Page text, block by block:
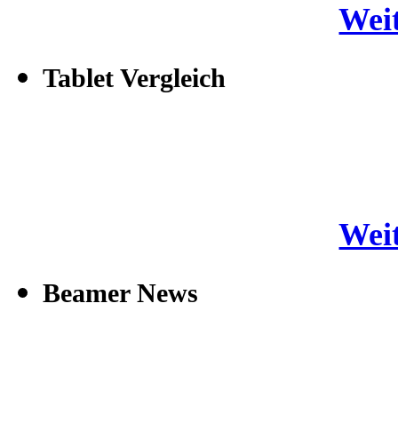
Tablet Vergleich
Beamer News